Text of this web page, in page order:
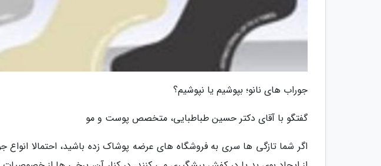
جوراب های نانو؛ بپوشیم یا نپوشیم؟
گفتگو با آقای دکتر حسین طباطبایی، متخصص پوست و مو
اگر شما تازگی ها سری به فروشگاه های عرضه پوشاک زده باشید، احتمالا انواع